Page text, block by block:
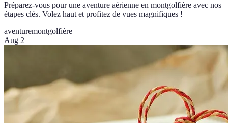
Préparez-vous pour une aventure aérienne en montgolfière avec nos
étapes clés. Volez haut et profitez de vues magnifiques !
aventuremontgolfière
Aug 2